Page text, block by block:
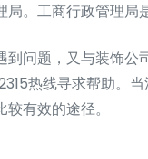
。工商行政管理局
到问题，又与装饰
热线寻求帮助。
有效的途径。